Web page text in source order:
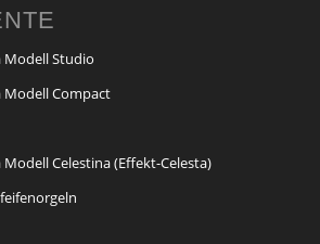
Modell Studio
Modell Compact
Celestina (Effekt-Celesta)